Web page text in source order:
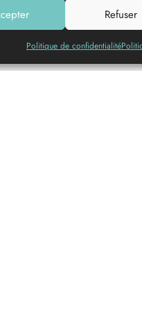
Refuser
Politique de confidentialité